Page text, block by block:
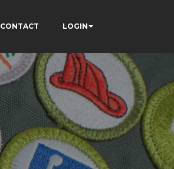
CONTACT LOGIN